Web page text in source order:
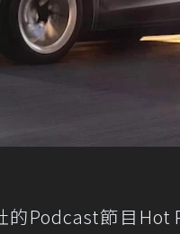
Podcast節目